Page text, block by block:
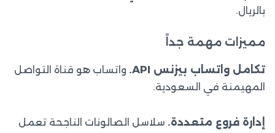
بالريال.
مميزات مهمة جداً
تكامل واتساب بيزنس API.
واتساب هو قناة التواصل
المهيمنة في السعودية.
إدارة فروع متعددة. سلاسل الصالونات الناجحة تعمل